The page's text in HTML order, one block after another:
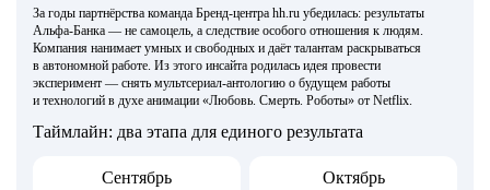
За годы партнёрства команда Бренд-центра hh.ru убедилась: результаты
Альфа‑Банка — не самоцель, а следствие особого отношения к людям.
Компания нанимает умных и свободных и даёт талантам раскрываться
в автономной работе. Из этого инсайта родилась идея провести
эксперимент — снять мультсериал-антологию о будущем работы
и технологий в духе анимации «Любовь. Смерть. Роботы» от Netflix.
Таймлайн: два этапа для единого результата
Сентябрь Октябрь